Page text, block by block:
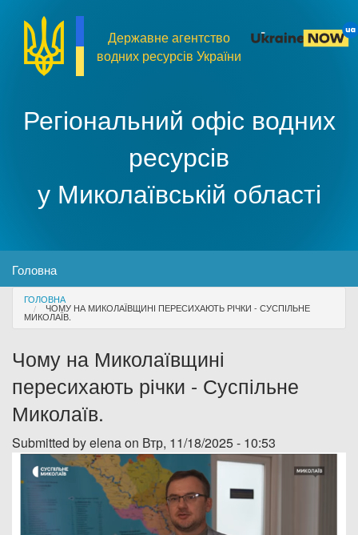
Регіональний офіс водних
ресурсів
у Миколаївській області
Державне агентство
водних ресурсів України
MENU
Головна
Про організацію
Дозвіл на спеціальне водокористування
Платні послуги
You are here
ГОЛОВНА
ЧОМУ НА МИКОЛАЇВЩИНІ ПЕРЕСИХАЮТЬ РІЧКИ - СУСПІЛЬНЕ
МИКОЛАЇВ.
Чому на Миколаївщині
пересихають річки - Суспільне
Миколаїв.
Submitted byelenaon Втр, 11/18/2025 - 10:53